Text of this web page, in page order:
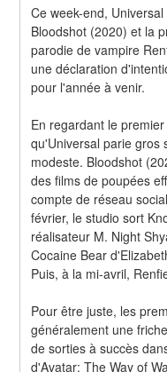
Ce week-end,
Bloodshot (2020) et la
parodie de vampire
une déclaration
pour l'année à venir.
En regardant le
qu'Universal parie gros
modeste. Bloodshot
des films de poupées
compte de réseau
février, le studio sort
réalisateur M. Night
Cocaine Bear
Puis, à la mi-avril,
Pour être juste, les
généralement une
de sorties à succès
d'Avatar: The Way of